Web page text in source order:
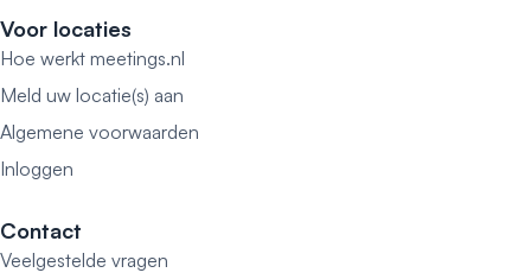
Voor locaties
Hoe werkt meetings.nl
Meld uw locatie(s) aan
Algemene voorwaarden
Inloggen
Contact
Veelgestelde vragen